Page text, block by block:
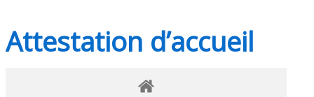
Attestation d’accueil